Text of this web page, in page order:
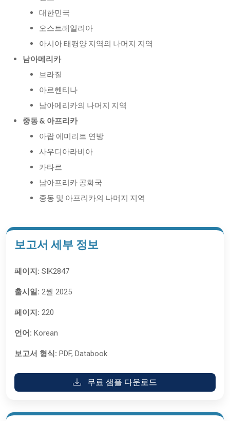
대한민국
오스트레일리아
아시아 태평양 지역의 나머지 지역
남아메리카
브라질
아르헨티나
남아메리카의 나머지 지역
중동 & 아프리카
아랍 에미리트 연방
사우디아라비아
카타르
남아프리카 공화국
중동 및 아프리카의 나머지 지역
보고서 세부 정보
페이지: SIK2847
출시일: 2월 2025
페이지: 220
언어: Korean
보고서 형식: PDF, Databook
무료 샘플 다운로드